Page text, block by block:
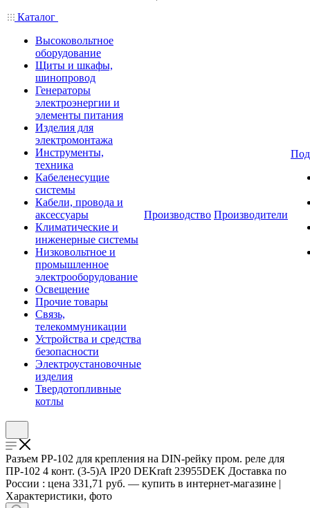
Каталог
Высоковольтное
оборудование
Щиты и шкафы,
шинопровод
Генераторы
электроэнергии и
элементы питания
Изделия для
электромонтажа
Инструменты,
техника
Кабеленесущие
системы
Кабели, провода и
аксессуары
Климатические и
инженерные системы
Низковольтное и
промышленное
электрооборудование
Освещение
Прочие товары
Связь,
телекоммуникации
Устройства и средства
безопасности
Электроустановочные
изделия
Твердотопливные
котлы
Производство Производители
Разъем РР-102 для крепления на DIN-рейку пром. реле для
ПР-102 4 конт. (3-5)А IP20 DEKraft 23955DEK Доставка по
России : цена 331,71 руб. — купить в интернет-магазине |
Характеристики, фото